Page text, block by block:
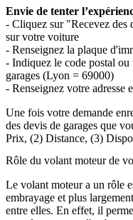
Envie de tenter
- Cliquez sur "Recevez des
sur votre voiture
- Renseignez la plaque
- Indiquez le code postal ou
garages (Lyon = 69000)
- Renseignez votre adresse
Une fois votre demande
des devis de garages que
Prix, (2) Distance, (3)
Rôle du volant moteur de
Le volant moteur a un rôle
embrayage et plus
entre elles. En effet, il